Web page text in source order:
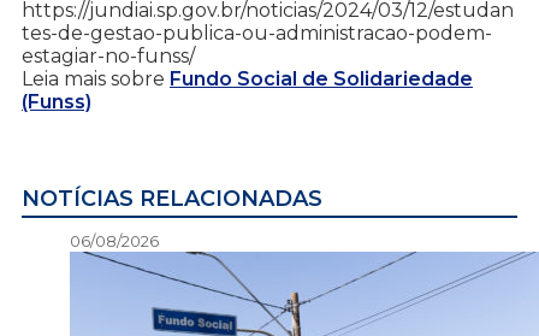
https://jundiai.sp.gov.br/noticias/2024/03/12/estudan
tes-de-gestao-publica-ou-administracao-podem-
estagiar-no-funss/
Leia mais sobre Fundo Social de Solidariedade
(Funss)
NOTÍCIAS RELACIONADAS
06/08/2026